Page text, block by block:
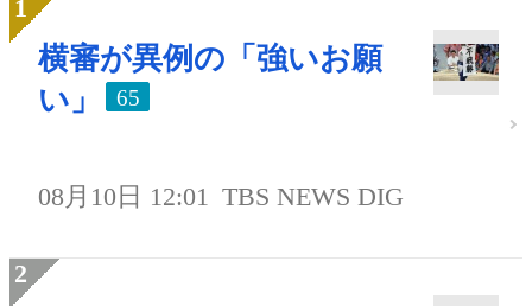
横審が異例の「強いお願
い」
65
08月10日 12:01 TBS NEWS DIG